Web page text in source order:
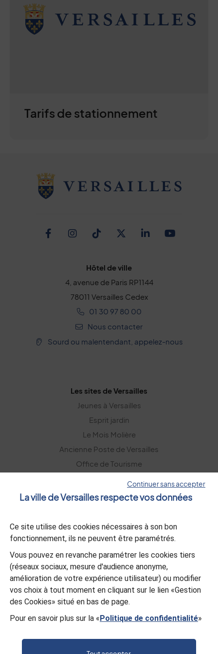
Tarifs de stationnement
Facebook
Instagram
TikTokTwitter
Linkedin
Hôtel de ville
4, avenue de Paris RP1144
78011 Versailles Cedex
01 30 97 80 00
Nous contacter
Sourd ou malentendant, appelez-nous
Les sites de Versailles
Jeunes à Versailles
Esprit jardin
Le Mois Molière
Ancienne Poste de Versailles
Office de Tourisme
S’abonner
L’appli Versailles
Télécharger
© Mairie de Versailles
Politique de confidentialité
Mentions légales
Continuer sans accepter
La ville de Versailles respecte vos données
Ce site utilise des cookies nécessaires à son bon
fonctionnement, ils ne peuvent être paramétrés.
Vous pouvez en revanche paramétrer les cookies tiers
(réseaux sociaux, mesure d'audience anonyme,
amélioration de votre expérience utilisateur) ou modifier
vos choix à tout moment en cliquant sur le lien «Gestion
des Cookies» situé en bas de page.
Pour en savoir plus sur la «Politique de confidentialité»